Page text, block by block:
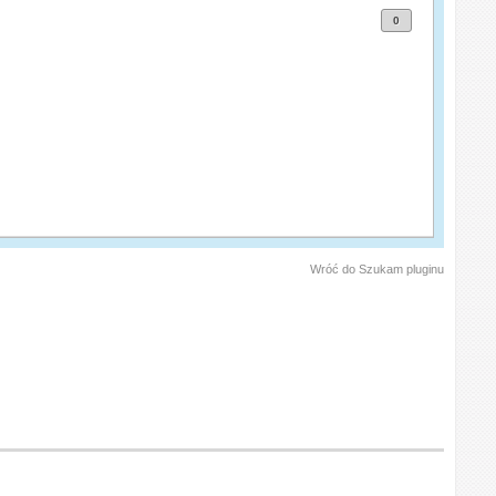
0
Wróć do Szukam pluginu